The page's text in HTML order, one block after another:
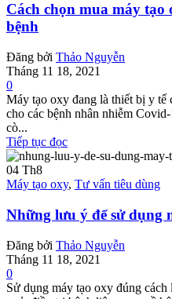
Cách chọn mua máy
bệnh
Đăng bởi Thảo Nguyễn
Tháng 11 18, 2021
0
Máy tạo oxy đang là thiết bị y tế
cho các bệnh nhân nhiễm
cò...
Tiếp tục đọc
04 Th8
Máy tạo oxy, Tư vấn tiêu dùng
Những lưu ý để sử dụng
Đăng bởi Thảo Nguyễn
Tháng 11 18, 2021
0
Sử dụng máy tạo oxy đúng cách